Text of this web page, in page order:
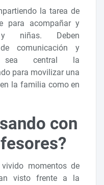
la tarea de
para acompañar y
Deben
comunicación y
sea central la
para movilizar una
la familia como en
con
momentos de
visto frente a la